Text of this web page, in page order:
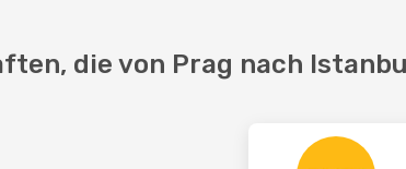
die von Prag nach